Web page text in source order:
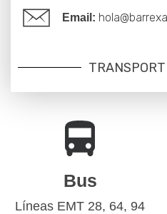
Email:
Bus
Líneas EMT 28, 64, 94